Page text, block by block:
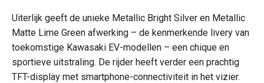
Uiterlijk geeft de unieke Metallic Bright Silver en Metallic
Matte Lime Green afwerking – de kenmerkende livery van
toekomstige Kawasaki EV-modellen – een chique en
sportieve uitstraling. De rijder heeft verder een prachtig
TFT-display met smartphone-connectiviteit in het vizier.